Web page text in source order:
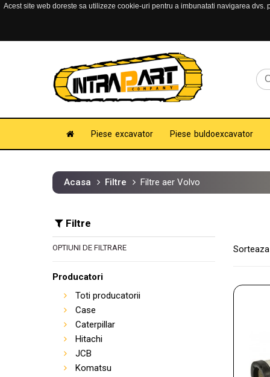
Acest site web doreste sa utilizeze cookie-uri pentru a imbunatati navigarea
Piese excavator Piese buldoexcavator
Acasa Filtre Filtre aer Volvo
Filtre
OPTIUNI DE FILTRARE
Producatori
Toti producatorii
Case
Caterpillar
Hitachi
JCB
Komatsu